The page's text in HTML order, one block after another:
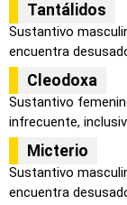
Tantálidos
Sustantivo
encuentra
Cleodoxa
Sustantivo
infrecuente,
Micterio
Sustantivo
encuentra